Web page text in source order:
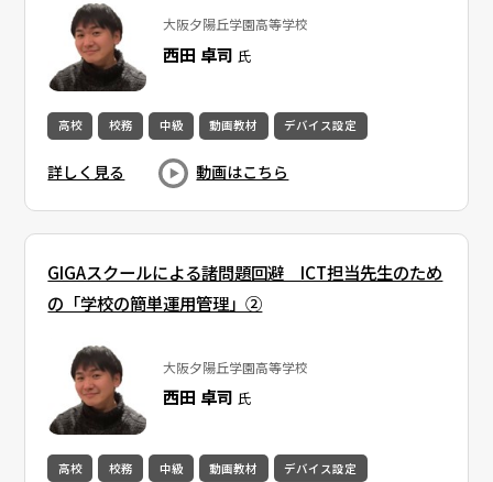
大阪夕陽丘学園高等学校
西田 卓司 氏
高校 校務 中級 動画教材 デバイス設定
詳しく見る 動画はこちら
GIGAスクールによる諸問題回避 ICT担当先生のため
の「学校の簡単運用管理」②
大阪夕陽丘学園高等学校
西田 卓司 氏
高校 校務 中級 動画教材 デバイス設定